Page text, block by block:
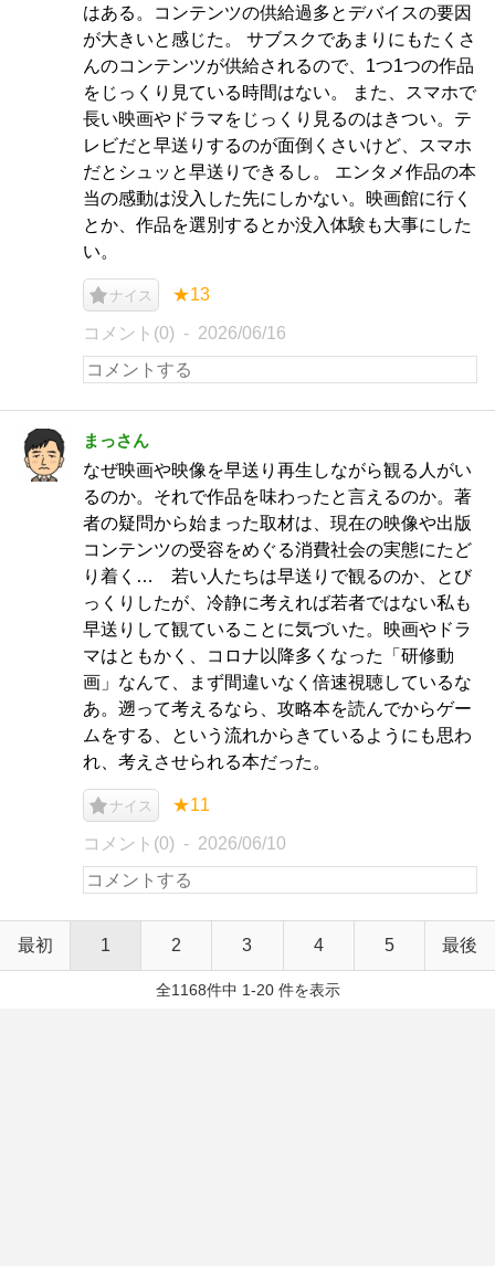
はある。コンテンツの供給過多とデバイスの要因
が大きいと感じた。 サブスクであまりにもたくさ
んのコンテンツが供給されるので、1つ1つの作品
をじっくり見ている時間はない。 また、スマホで
長い映画やドラマをじっくり見るのはきつい。テ
レビだと早送りするのが面倒くさいけど、スマホ
だとシュッと早送りできるし。 エンタメ作品の本
当の感動は没入した先にしかない。映画館に行く
とか、作品を選別するとか没入体験も大事にした
い。
ナイス ★13
コメント(0) 2026/06/16
まっさん
なぜ映画や映像を早送り再生しながら観る人がい
るのか。それで作品を味わったと言えるのか。著
者の疑問から始まった取材は、現在の映像や出版
コンテンツの受容をめぐる消費社会の実態にたど
り着く… 若い人たちは早送りで観るのか、とび
っくりしたが、冷静に考えれば若者ではない私も
早送りして観ていることに気づいた。映画やドラ
マはともかく、コロナ以降多くなった「研修動
画」なんて、まず間違いなく倍速視聴しているな
あ。遡って考えるなら、攻略本を読んでからゲー
ムをする、という流れからきているようにも思わ
れ、考えさせられる本だった。
ナイス ★11
コメント(0) 2026/06/10
最初 1 2 3 4 5 最後
全1168件中 1-20 件を表示